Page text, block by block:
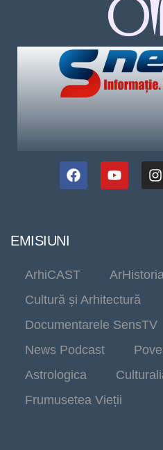
EMISIUNI
ArhiCAST
Cultură și Arhitectură
Documentarele SensTV
News Podcast
Astrologica
Frumusetea Vieții